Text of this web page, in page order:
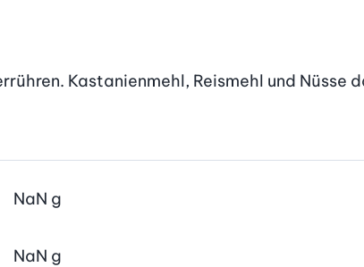
Kastanienmehl, Reismehl und Nüsse
NaN g
NaN g